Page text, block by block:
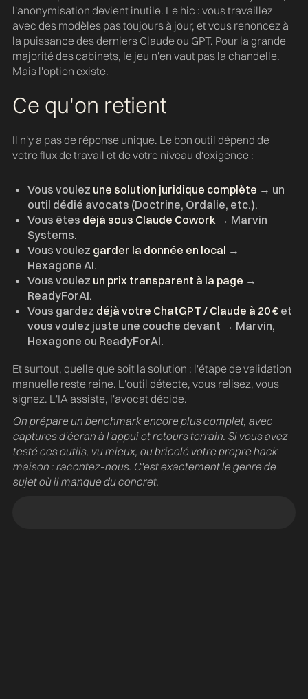
l'anonymisation devient inutile. Le hic : vous travaillez
avec des modèles pas toujours à jour, et vous renoncez à
la puissance des derniers Claude ou GPT. Pour la grande
majorité des cabinets, le jeu n'en vaut pas la chandelle.
Mais l'option existe.
Ce qu'on retient
Il n'y a pas de réponse unique. Le bon outil dépend de
votre flux de travail et de votre niveau d'exigence :
Vous voulez une solution juridique complète → un
outil dédié avocats (Doctrine, Ordalie, etc.).
Vous êtes déjà sous Claude Cowork → Marvin
Systems.
Vous voulez garder la donnée en local →
Hexagone AI.
Vous voulez un prix transparent à la page →
ReadyForAI.
Vous gardez déjà votre ChatGPT / Claude à 20 € et
vous voulez juste une couche devant → Marvin,
Hexagone ou ReadyForAI.
Et surtout, quelle que soit la solution : l'étape de validation
manuelle reste reine. L'outil détecte, vous relisez, vous
signez. L'IA assiste, l'avocat décide.
On prépare un benchmark encore plus complet, avec
captures d'écran à l'appui et retours terrain. Si vous avez
testé ces outils, vu mieux, ou bricolé votre propre hack
maison : racontez-nous. C'est exactement le genre de
sujet où il manque du concret.